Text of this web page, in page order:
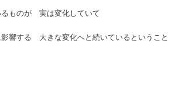
るものが 実は変化していて
響する 大きな変化へと続いているということ